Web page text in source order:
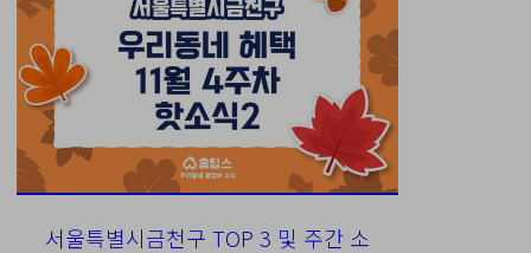
서울특별시금천구 TOP 3 및 주간 소